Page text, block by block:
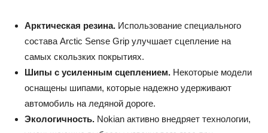
Арктическая резина. Использование специального
состава Arctic Sense Grip улучшает сцепление на
самых скользких покрытиях.
Шипы с усиленным сцеплением. Некоторые модели
оснащены шипами, которые надежно удерживают
автомобиль на ледяной дороге.
Экологичность. Nokian активно внедряет технологии,